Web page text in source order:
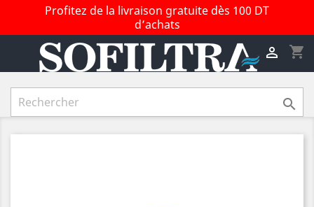
Profitez de la livraison gratuite dès 100 DT
d’achats
shopping_cart

